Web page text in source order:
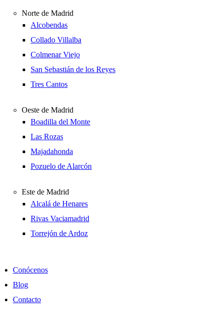
Norte de Madrid
Alcobendas
Collado Villalba
Colmenar Viejo
San Sebastián de los Reyes
Tres Cantos
Oeste de Madrid
Boadilla del Monte
Las Rozas
Majadahonda
Pozuelo de Alarcón
Este de Madrid
Alcalá de Henares
Rivas Vaciamadrid
Torrejón de Ardoz
Conócenos
Blog
Contacto